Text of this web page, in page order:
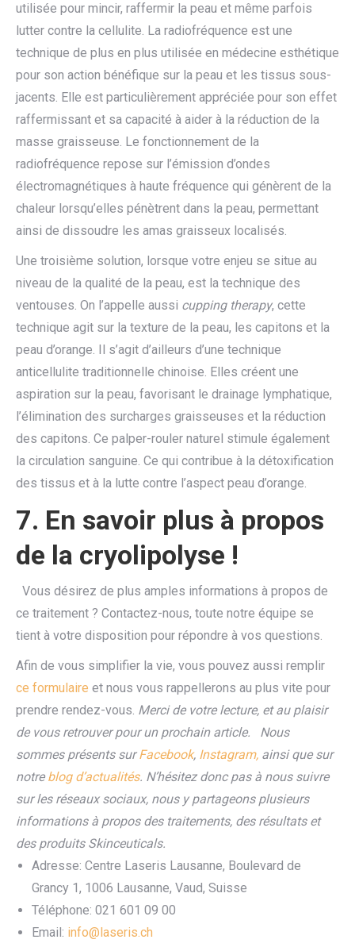
utilisée pour mincir, raffermir la peau et même parfois
lutter contre la cellulite. La radiofréquence est une
technique de plus en plus utilisée en médecine esthétique
pour son action bénéfique sur la peau et les tissus sous-
jacents. Elle est particulièrement appréciée pour son effet
raffermissant et sa capacité à aider à la réduction de la
masse graisseuse. Le fonctionnement de la
radiofréquence repose sur l’émission d’ondes
électromagnétiques à haute fréquence qui génèrent de la
chaleur lorsqu’elles pénètrent dans la peau, permettant
ainsi de dissoudre les amas graisseux localisés.
Une troisième solution, lorsque votre enjeu se situe au
niveau de la qualité de la peau, est la technique des
ventouses. On l’appelle aussi cupping therapy, cette
technique agit sur la texture de la peau, les capitons et la
peau d’orange. Il s’agit d’ailleurs d’une technique
anticellulite traditionnelle chinoise. Elles créent une
aspiration sur la peau, favorisant le drainage lymphatique,
l’élimination des surcharges graisseuses et la réduction
des capitons. Ce palper-rouler naturel stimule également
la circulation sanguine. Ce qui contribue à la détoxification
des tissus et à la lutte contre l’aspect peau d’orange.
7. En savoir plus à propos
de la cryolipolyse !
Vous désirez de plus amples informations à propos de
ce traitement ? Contactez-nous, toute notre équipe se
tient à votre disposition pour répondre à vos questions.
Afin de vous simplifier la vie, vous pouvez aussi remplir
ce formulaire et nous vous rappellerons au plus vite pour
prendre rendez-vous. Merci de votre lecture, et au plaisir
de vous retrouver pour un prochain article.
Nous
sommes présents surFacebook, Instagram, ainsi que sur
notre blog d’actualités. N’hésitez donc pas à nous suivre
sur les réseaux sociaux, nous y partageons plusieurs
informations à propos des traitements, des résultats et
des produits Skinceuticals.
Adresse: Centre Laseris Lausanne, Boulevard de
Grancy 1, 1006 Lausanne, Vaud, Suisse
Téléphone: 021 601 09 00
Email: info@laseris.ch